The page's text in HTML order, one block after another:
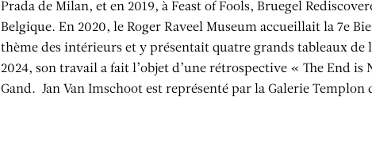
Prada de Milan, et en 2019, à Feast of Fools, Bruegel
Belgique. En 2020, le Roger Raveel Museum accueillait la 7e
thème des intérieurs et y présentait quatre grands tableaux de
2024, son travail a fait l’objet d’une rétrospective « The End is
Gand. Jan Van Imschoot est représenté par la Galerie Templon